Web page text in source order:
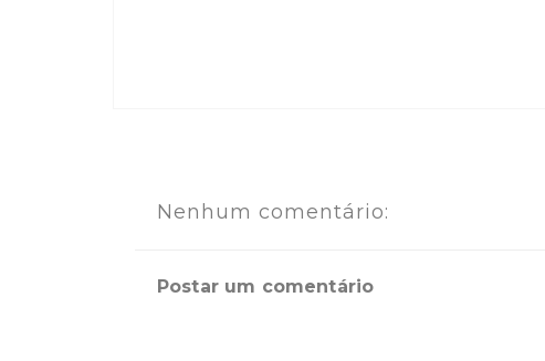
Nenhum comentário:
Postar um comentário